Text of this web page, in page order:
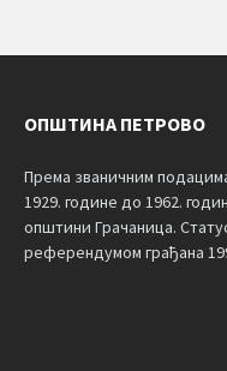
ОПШТИНА ПЕТРОВО
Према званичним
1929. године до 1962.
општини Грачаница.
референдумом грађана